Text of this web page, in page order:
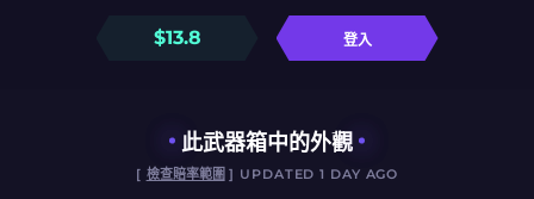
$13.8 登入
此武器箱中的外觀
[ 檢查賠率範圍 ] UPDATED 1 DAY AGO